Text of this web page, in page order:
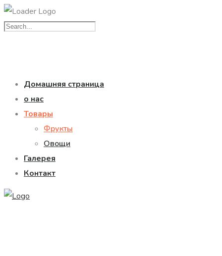
Домашняя страница
о нас
Товары
Фрукты
Овощи
Галерея
Контакт